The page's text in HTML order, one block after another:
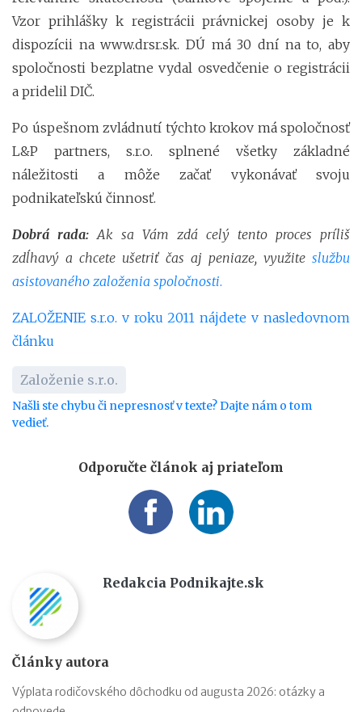
Vzor prihlášky k registrácii právnickej osoby je k
dispozícii na www.drsr.sk. DÚ má 30 dní na to, aby
spoločnosti bezplatne vydal osvedčenie o registrácii
a pridelil DIČ.
Po úspešnom zvládnutí týchto krokov má spoločnosť
L&P partners, s.r.o. splnené všetky základné
náležitosti a môže začať vykonávať svoju
podnikateľskú činnosť.
Dobrá rada: Ak sa Vám zdá celý tento proces príliš
zdĺhavý a chcete ušetriť čas aj peniaze, využite službu
asistovaného založenia spoločnosti.
ZALOŽENIE s.r.o. v roku 2011 nájdete v nasledovnom
článku
Založenie s.r.o.
Našli ste chybu či nepresnosť v texte? Dajte nám o tom
vedieť.
Odporučte článok aj priateľom
Redakcia Podnikajte.sk
Články autora
Výplata rodičovského dôchodku od augusta 2026: otázky a